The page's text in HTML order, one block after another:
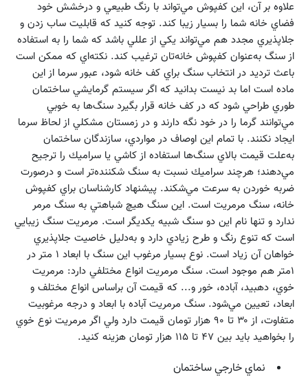
علاوه بر آن، اين كفپوش مي‌تواند با رنگ طبيعي و درخشش خود
فضاي خانه شما را بسيار زيبا كند. توجه كنيد كه قابليت ساب زدن و
جلاپذيري مجدد هم مي‌تواند يكي از عللي باشد كه شما را به استفاده
از سنگ به‌عنوان كفپوش خانه‌تان ترغيب كند. نكته‌اي كه ممكن است
باعث ترديد در انتخاب سنگ براي كف خانه شود، عبور سرما از اين
ماده است اما بد نيست بدانيد كه اگر سيستم گرمايشي ساختمان
طوري طراحي شود كه در كف خانه قرار بگيرد سنگ‌ها به خوبي
مي‌توانند گرما را در خود نگه دارند و در زمستان مشكلي از لحاظ سرما
ايجاد نكنند. با تمام اين اوصاف در مواردي، سازندگان ساختمان
به‌علت قيمت بالاي سنگ‌ها استفاده از كاشي يا سراميك را ترجيح
مي‌دهند؛ هرچند سراميك‌ نسبت به سنگ شكننده‌تر است و درصورت
ضربه خوردن به سرعت مي‌شكند. پيشنهاد كارشناسان براي كفپوش
خانه، سنگ مرمريت است. اين سنگ هيچ شباهتي به سنگ مرمر
ندارد و تنها نام اين دو سنگ شبيه يكديگر است. مرمريت سنگ زيبايي
است كه تنوع رنگ و طرح زيادي دارد و به‌دليل خاصيت جلاپذيري
خواهان آن زياد است. نوع بسيار مرغوب اين سنگ با ابعاد ۱ متر در
۱متر هم موجود است. سنگ مرمريت انواع مختلفي دارد: مرمريت
خوي، دهبيد، آباده، خور و... كه قيمت آن براساس انواع مختلف و
ابعاد، تعيين مي‌شود. سنگ مرمريت آباده با ابعاد و درجه مرغوبيت
متفاوت، از ۳۰ تا ۹۰ هزار تومان قيمت دارد ولي اگر مرمريت نوع خوي
را بخواهيد بايد بين ۴۷ تا ۱۱۵ هزار تومان هزينه كنيد.
نماي خارجي ساختمان